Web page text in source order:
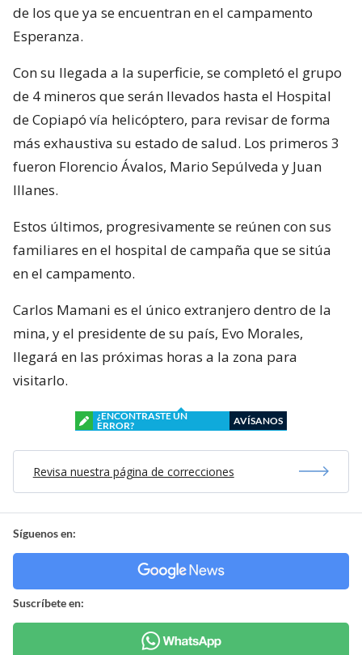
de los que ya se encuentran en el campamento
Esperanza.
Con su llegada a la superficie, se completó el grupo
de 4 mineros que serán llevados hasta el Hospital
de Copiapó vía helicóptero, para revisar de forma
más exhaustiva su estado de salud. Los primeros 3
fueron Florencio Ávalos, Mario Sepúlveda y Juan
Illanes.
Estos últimos, progresivamente se reúnen con sus
familiares en el hospital de campaña que se sitúa
en el campamento.
Carlos Mamani es el único extranjero dentro de la
mina, y el presidente de su país, Evo Morales,
llegará en las próximas horas a la zona para
visitarlo.
¿ENCONTRASTE UN
ERROR?
AVÍSANOS
Revisa nuestra página de correcciones
Síguenos en:
Suscríbete en: